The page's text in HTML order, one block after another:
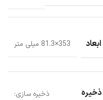
ابعاد 353×81.3 میلی متر
ذخیره
ذخیره سازی: